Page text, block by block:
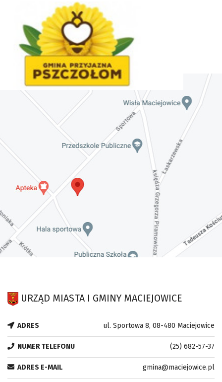
URZĄD MIASTA I GMINY MACIEJOWICE
ADRES ul. Sportowa 8, 08-480 Maciejowice
NUMER TELEFONU (25) 682-57-37
ADRES E-MAIL gmina@maciejowice.pl